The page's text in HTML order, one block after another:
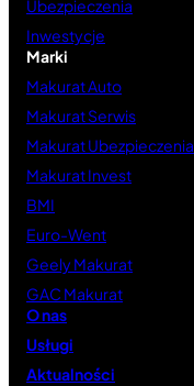
Ubezpieczenia
Inwestycje
Marki
Makurat Auto
Makurat Serwis
Makurat Ubezpieczenia
Makurat Invest
BMI
Euro-Went
Geely Makurat
GAC Makurat
O nas
Usługi
Aktualności